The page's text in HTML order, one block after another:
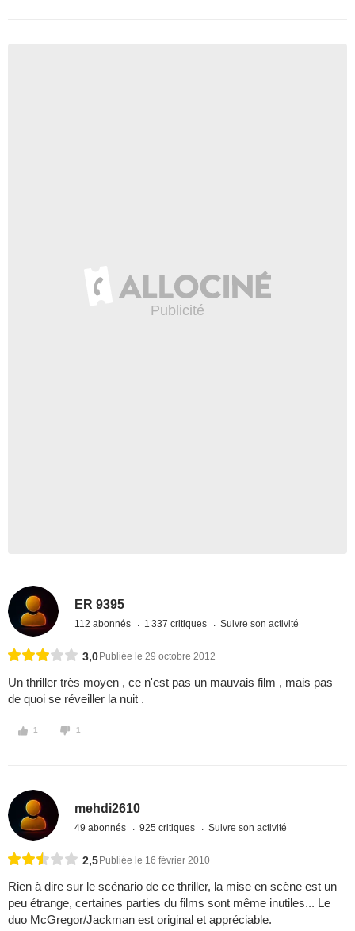
ER 9395
112 abonnés 1 337 critiques Suivre son activité
3,0 Publiée le 29 octobre 2012
Un thriller très moyen , ce n'est pas un mauvais film , mais pas
de quoi se réveiller la nuit .
1 1
mehdi2610
49 abonnés 925 critiques Suivre son activité
2,5 Publiée le 16 février 2010
Rien à dire sur le scénario de ce thriller, la mise en scène est un
peu étrange, certaines parties du films sont même inutiles... Le
duo McGregor/Jackman est original et appréciable.